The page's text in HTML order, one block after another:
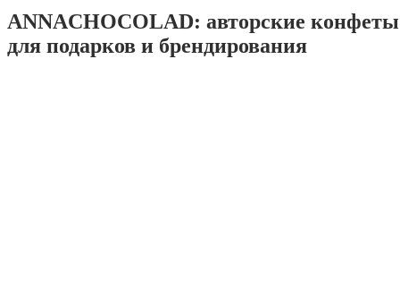
ANNACHOCOLAD: авторские
для подарков и брендирования